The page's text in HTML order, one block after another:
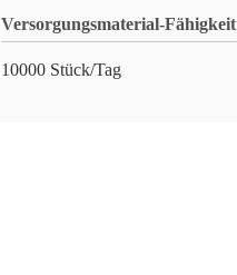
Versorgungsmaterial-Fähigkeit
10000 Stück/Tag